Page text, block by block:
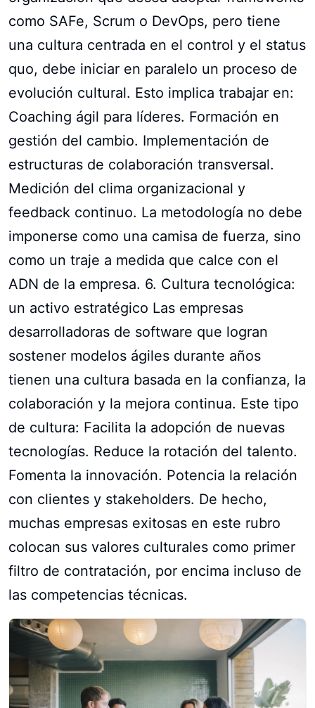
como SAFe, Scrum o DevOps, pero tiene
una cultura centrada en el control y el status
quo, debe iniciar en paralelo un proceso de
evolución cultural. Esto implica trabajar en:
Coaching ágil para líderes. Formación en
gestión del cambio. Implementación de
estructuras de colaboración transversal.
Medición del clima organizacional y
feedback continuo. La metodología no debe
imponerse como una camisa de fuerza, sino
como un traje a medida que calce con el
ADN de la empresa. 6. Cultura tecnológica:
un activo estratégico Las empresas
desarrolladoras de software que logran
sostener modelos ágiles durante años
tienen una cultura basada en la confianza, la
colaboración y la mejora continua. Este tipo
de cultura: Facilita la adopción de nuevas
tecnologías. Reduce la rotación del talento.
Fomenta la innovación. Potencia la relación
con clientes y stakeholders. De hecho,
muchas empresas exitosas en este rubro
colocan sus valores culturales como primer
filtro de contratación, por encima incluso de
las competencias técnicas.